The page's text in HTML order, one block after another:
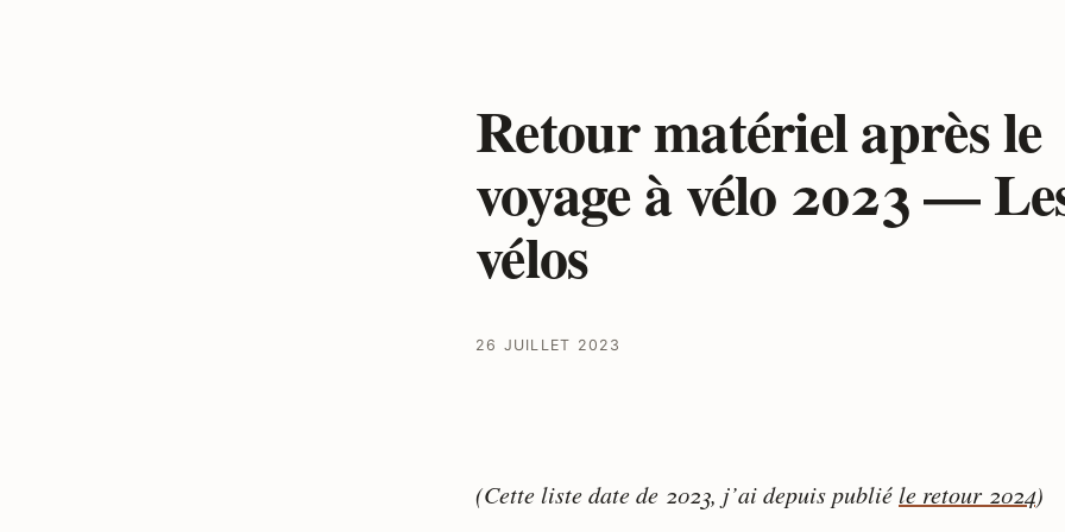
Retour matériel après le
voyage à vélo 2023 —
vélos
26 JUILLET 2023
(Cette liste date de 2023, j’ai depuis publiéle retour 2024)